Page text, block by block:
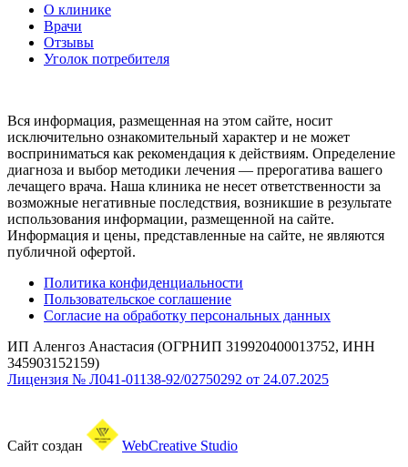
О клинике
Врачи
Отзывы
Уголок потребителя
Вся информация, размещенная на этом сайте, носит
исключительно ознакомительный характер и не может
восприниматься как рекомендация к действиям. Определение
диагноза и выбор методики лечения — прерогатива вашего
лечащего врача. Наша клиника не несет ответственности за
возможные негативные последствия, возникшие в результате
использования информации, размещенной на сайте.
Информация и цены, представленные на сайте, не являются
публичной офертой.
Политика конфиденциальности
Пользовательское соглашение
Согласие на обработку персональных данных
ИП Аленгоз Анастасия (ОГРНИП 319920400013752, ИНН
345903152159)
Лицензия № Л041-01138-92/02750292 от 24.07.2025
Сайт создан
WebCreative Studio